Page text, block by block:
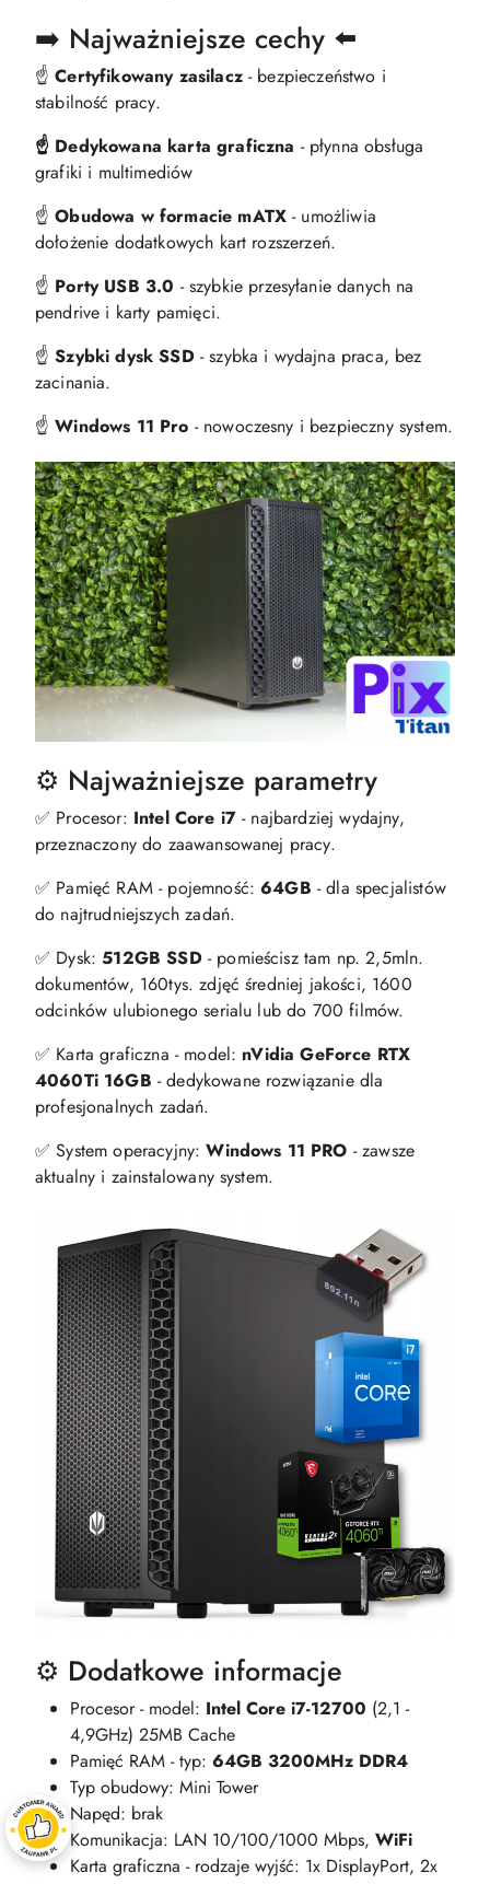
➡️ Najważniejsze cechy ⬅️
☝️Certyfikowany zasilacz- bezpieczeństwo i
stabilność pracy.
☝️ Dedykowana karta graficzna - płynna obsługa
grafiki i multimediów
☝️Obudowa w formacie mATX - umożliwia
dołożenie dodatkowych kart rozszerzeń.
☝️ Porty USB 3.0 - szybkie przesyłanie danych na
pendrive i karty pamięci.
☝️Szybki dysk SSD- szybka i wydajna praca, bez
zacinania.
☝️Windows 11 Pro - nowoczesny i bezpieczny system.
⚙️ Najważniejsze parametry
✅ Procesor: Intel Core i7 - najbardziej wydajny,
przeznaczony do zaawansowanej pracy.
✅ Pamięć RAM - pojemność:64GB - dla specjalistów
do najtrudniejszych zadań.
✅ Dysk:512GB SSD- pomieścisz tam np. 2,5mln.
dokumentów, 160tys. zdjęć średniej jakości, 1600
odcinków ulubionego serialu lub do 700 filmów.
✅ Karta graficzna - model: nVidia GeForce RTX
4060Ti 16GB - dedykowane rozwiązanie dla
profesjonalnych zadań.
✅ System operacyjny:Windows 11 PRO - zawsze
aktualny i zainstalowany system.
⚙️ Dodatkowe informacje
Procesor - model: Intel Core i7-12700 (2,1 -
4,9GHz) 25MB Cache
Pamięć RAM - typ: 64GB 3200MHz DDR4
Typ obudowy: Mini Tower
Napęd: brak
Komunikacja: LAN 10/100/1000 Mbps, WiFi
Karta graficzna - rodzaje wyjść: 1x DisplayPort, 2x